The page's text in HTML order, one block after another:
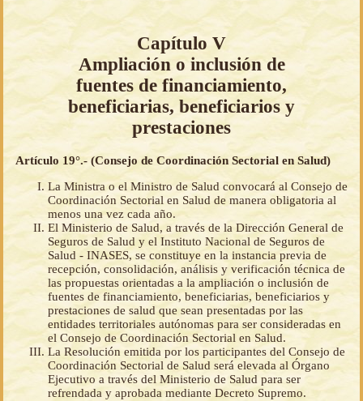
Capítulo V
Ampliación o inclusión de
fuentes de financiamiento,
beneficiarias, beneficiarios y
prestaciones
Artículo 19°.- (Consejo de Coordinación Sectorial en Salud)
La Ministra o el Ministro de Salud convocará al Consejo de
Coordinación Sectorial en Salud de manera obligatoria al
menos una vez cada año.
El Ministerio de Salud, a través de la Dirección General de
Seguros de Salud y el Instituto Nacional de Seguros de
Salud - INASES, se constituye en la instancia previa de
recepción, consolidación, análisis y verificación técnica de
las propuestas orientadas a la ampliación o inclusión de
fuentes de financiamiento, beneficiarias, beneficiarios y
prestaciones de salud que sean presentadas por las
entidades territoriales autónomas para ser consideradas en
el Consejo de Coordinación Sectorial en Salud.
La Resolución emitida por los participantes del Consejo de
Coordinación Sectorial de Salud será elevada al Órgano
Ejecutivo a través del Ministerio de Salud para ser
refrendada y aprobada mediante Decreto Supremo.